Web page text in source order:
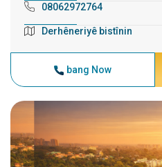
08062972764
Derhêneriyê bistînin
bang Now